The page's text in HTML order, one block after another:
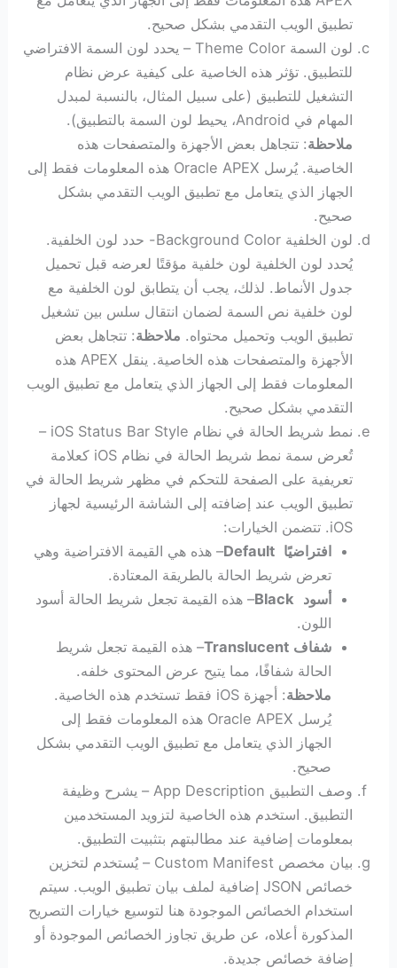
تطبيق الويب التقدمي بشكل صحيح.
لون السمة Theme Color – يحدد لون السمة الافتراضي
للتطبيق. تؤثر هذه الخاصية على كيفية عرض نظام
التشغيل للتطبيق (على سبيل المثال، بالنسبة لمبدل
المهام في Android، يحيط لون السمة بالتطبيق).
ملاحظة: تتجاهل بعض الأجهزة والمتصفحات هذه
الخاصية. يُرسل Oracle APEX هذه المعلومات فقط إلى
الجهاز الذي يتعامل مع تطبيق الويب التقدمي بشكل
صحيح.
لون الخلفية Background Color- حدد لون الخلفية.
يُحدد لون الخلفية لون خلفية مؤقتًا لعرضه قبل تحميل
جدول الأنماط. لذلك، يجب أن يتطابق لون الخلفية مع
لون خلفية نص السمة لضمان انتقال سلس بين تشغيل
تطبيق الويب وتحميل محتواه. ملاحظة: تتجاهل بعض
الأجهزة والمتصفحات هذه الخاصية. ينقل APEX هذه
المعلومات فقط إلى الجهاز الذي يتعامل مع تطبيق الويب
التقدمي بشكل صحيح.
نمط شريط الحالة في نظام iOS Status Bar Style –
تُعرض سمة نمط شريط الحالة في نظام iOS كعلامة
تعريفية على الصفحة للتحكم في مظهر شريط الحالة في
تطبيق الويب عند إضافته إلى الشاشة الرئيسية لجهاز
iOS. تتضمن الخيارات:
افتراضيًا Default– هذه هي القيمة الافتراضية وهي
تعرض شريط الحالة بالطريقة المعتادة.
أسود Black– هذه القيمة تجعل شريط الحالة أسود
اللون.
شفاف Translucent– هذه القيمة تجعل شريط
الحالة شفافًا، مما يتيح عرض المحتوى خلفه.
ملاحظة
: أجهزة iOS فقط تستخدم هذه الخاصية.
يُرسل Oracle APEX هذه المعلومات فقط إلى
الجهاز الذي يتعامل مع تطبيق الويب التقدمي بشكل
صحيح.
وصف التطبيق App Description – يشرح وظيفة
التطبيق. استخدم هذه الخاصية لتزويد المستخدمين
بمعلومات إضافية عند مطالبتهم بتثبيت التطبيق.
بيان مخصص Custom Manifest – يُستخدم لتخزين
خصائص JSON إضافية لملف بيان تطبيق الويب. سيتم
استخدام الخصائص الموجودة هنا لتوسيع خيارات التصريح
المذكورة أعلاه، عن طريق تجاوز الخصائص الموجودة أو
إضافة خصائص جديدة.